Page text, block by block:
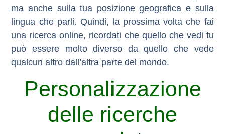
ma anche sulla tua posizione geografica e sulla
lingua che parli. Quindi, la prossima volta che fai
una ricerca online, ricordati che quello che vedi tu
può essere molto diverso da quello che vede
qualcun altro dall’altra parte del mondo.
Personalizzazione
delle ricerche